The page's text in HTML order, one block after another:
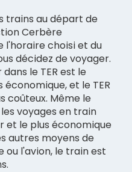
trains au départ de
Cerbère
l'horaire choisi et du
décidez de voyager.
le TER est le
et le TER
coûteux. Même le
voyages en train
et le plus économique
autres moyens de
l'avion, le train est